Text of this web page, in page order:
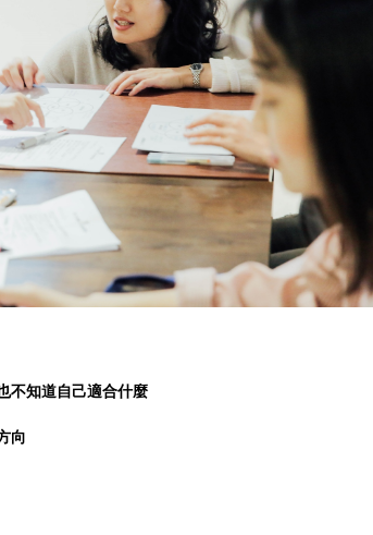
不知道自己適合什麼
向